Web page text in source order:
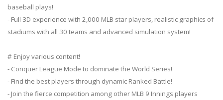
baseball plays!
- Full 3D experience with 2,000 MLB star players, realistic graphics of
stadiums with all 30 teams and advanced simulation system!
# Enjoy various content!
- Conquer League Mode to dominate the World Series!
- Find the best players through dynamic Ranked Battle!
- Join the fierce competition among other MLB 9 Innings players